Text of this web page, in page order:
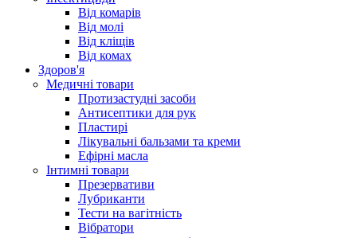
Від комарів
Від молі
Від кліщів
Від комах
Здоров'я
Медичні товари
Протизастудні засоби
Антисептики для рук
Пластирі
Лікувальні бальзами та креми
Ефірні масла
Інтимні товари
Презервативи
Лубриканти
Тести на вагітність
Вібратори